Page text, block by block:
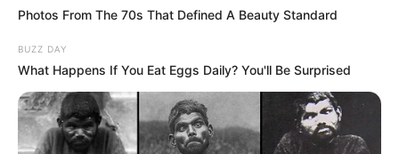
Photos From The 70s That Defined A Beauty Standard
BUZZ DAY
What Happens If You Eat Eggs Daily? You'll Be Surprised